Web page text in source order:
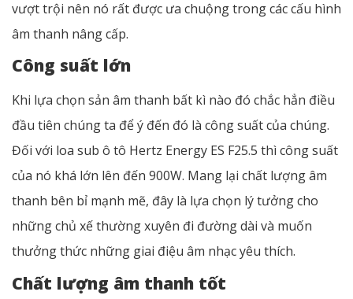
vượt trội nên nó rất được ưa chuộng trong các cấu hình
âm thanh nâng cấp.
Công suất lớn
Khi lựa chọn sản âm thanh bất kì nào đó chắc hẳn điều
đầu tiên chúng ta để ý đến đó là công suất của chúng.
Đối với loa sub ô tô Hertz Energy ES F25.5 thì công suất
của nó khá lớn lên đến 900W. Mang lại chất lượng âm
thanh bên bỉ mạnh mẽ, đây là lựa chọn lý tưởng cho
những chủ xế thường xuyên đi đường dài và muốn
thưởng thức những giai điệu âm nhạc yêu thích.
Chất lượng âm thanh tốt